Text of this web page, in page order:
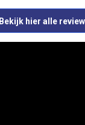
Bekijk hier alle